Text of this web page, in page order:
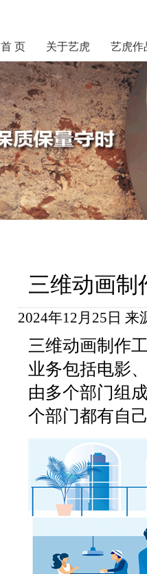
首 页 关于艺虎 艺虎作
三维动画制
2024年12月25日 来
三维动画制作
业务包括电影
由多个部门组
个部门都有自